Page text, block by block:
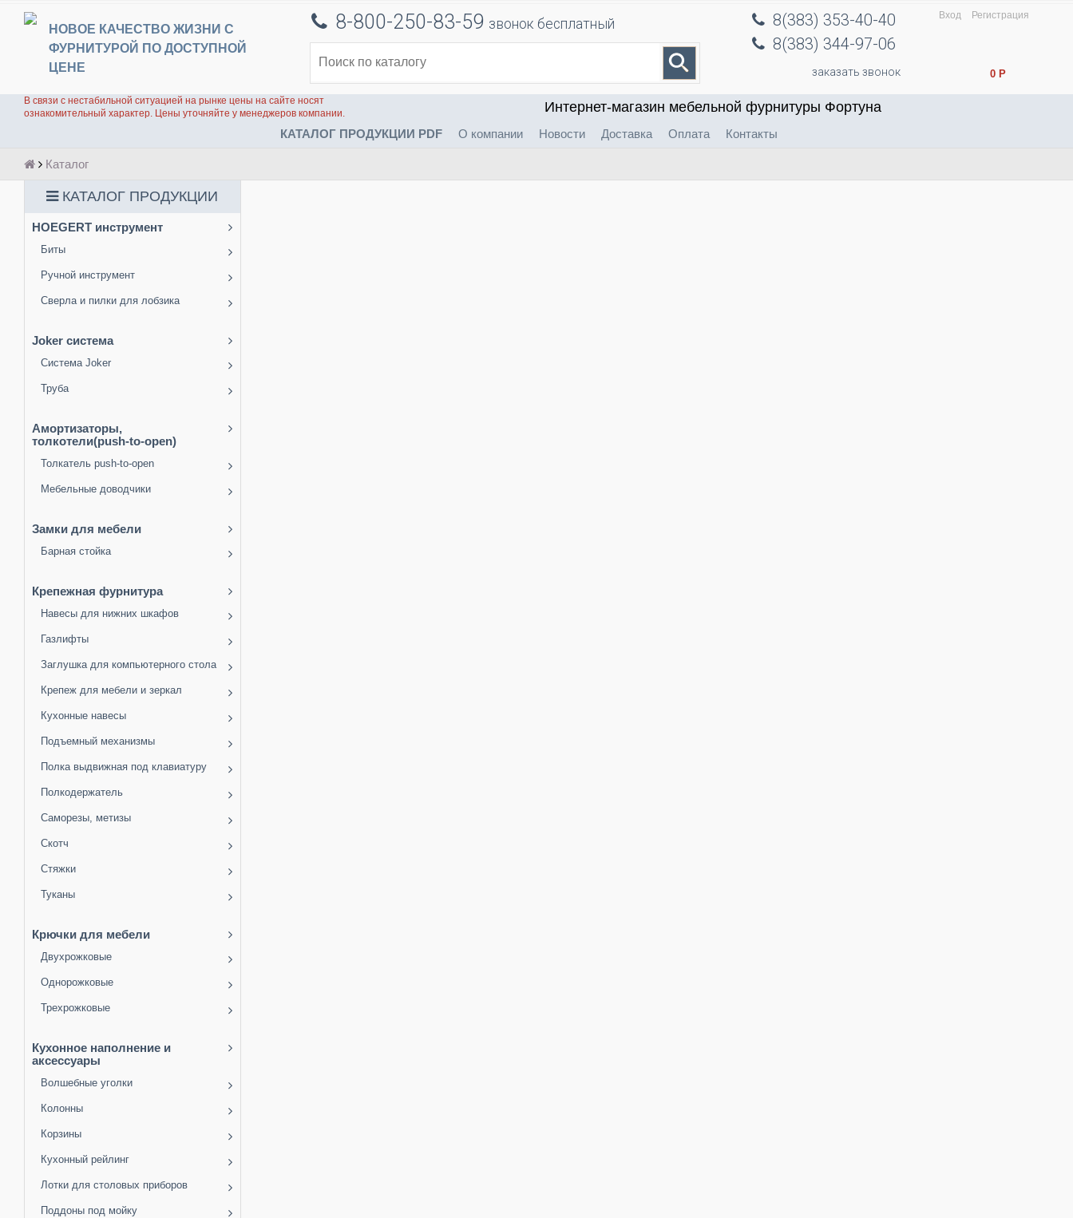
Вход Регистрация
НОВОЕ КАЧЕСТВО ЖИЗНИ С
ФУРНИТУРОЙ ПО ДОСТУПНОЙ
ЦЕНЕ
8-800-250-83-59 звонок бесплатный
8(383) 353-40-40
8(383) 344-97-06
заказать звонок 0 Р
В связи с нестабильной ситуацией на рынке цены на сайте носят
ознакомительный характер. Цены уточняйте у менеджеров компании.
Интернет-магазин мебельной фурнитуры Фортуна
КАТАЛОГ ПРОДУКЦИИ PDF О компании Новости Доставка Оплата Контакты
Каталог
КАТАЛОГ ПРОДУКЦИИ
HOEGERT инструмент
Биты
Ручной инструмент
Сверла и пилки для лобзика
Joker система
Система Joker
Труба
Амортизаторы,
толкотели(push-to-open)
Толкатель push-to-open
Мебельные доводчики
Замки для мебели
Барная стойка
Крепежная фурнитура
Навесы для нижних шкафов
Газлифты
Заглушка для компьютерного стола
Крепеж для мебели и зеркал
Кухонные навесы
Подъемный механизмы
Полка выдвижная под клавиатуру
Полкодержатель
Саморезы, метизы
Скотч
Стяжки
Туканы
Крючки для мебели
Двухрожковые
Однорожковые
Трехрожковые
Кухонное наполнение и
аксессуары
Волшебные уголки
Колонны
Корзины
Кухонный рейлинг
Лотки для столовых приборов
Поддоны под мойку